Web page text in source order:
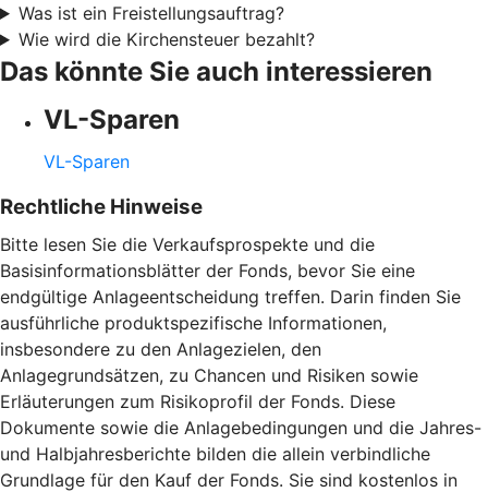
Was ist ein Freistellungsauftrag?
Wie wird die Kirchensteuer bezahlt?
Das könnte Sie auch interessieren
VL-Sparen
VL-Sparen
Rechtliche Hinweise
Bitte lesen Sie die Verkaufsprospekte und die
Basisinformationsblätter der Fonds, bevor Sie eine
endgültige Anlageentscheidung treffen. Darin finden Sie
ausführliche produktspezifische Informationen,
insbesondere zu den Anlagezielen, den
Anlagegrundsätzen, zu Chancen und Risiken sowie
Erläuterungen zum Risikoprofil der Fonds. Diese
Dokumente sowie die Anlagebedingungen und die Jahres-
und Halbjahresberichte bilden die allein verbindliche
Grundlage für den Kauf der Fonds. Sie sind kostenlos in